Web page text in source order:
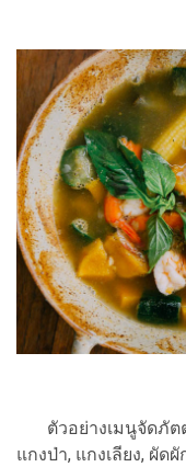
ตัวอย่างเมนูจัดภัต
แกงป่า, แกงเลียง, ผัด